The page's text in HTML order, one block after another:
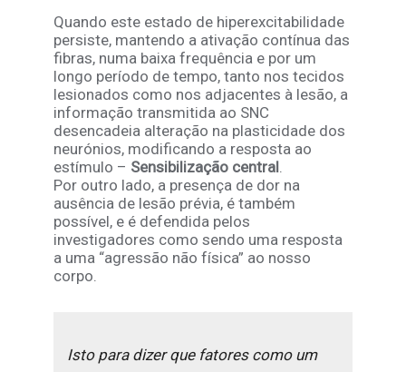
Quando este estado de hiperexcitabilidade
persiste, mantendo a ativação contínua das
fibras, numa baixa frequência e por um
longo período de tempo, tanto nos tecidos
lesionados como nos adjacentes à lesão, a
informação transmitida ao SNC
desencadeia alteração na plasticidade dos
neurónios, modificando a resposta ao
estímulo – Sensibilização central.
Por outro lado, a presença de dor na
ausência de lesão prévia, é também
possível, e é defendida pelos
investigadores como sendo uma resposta
a uma “agressão não física” ao nosso
corpo.
Isto para dizer que fatores como um